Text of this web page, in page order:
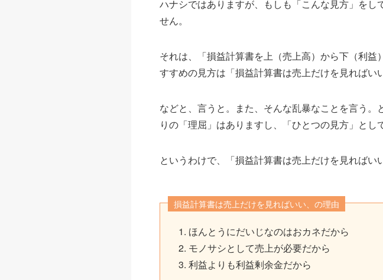
ハナシではありますが、もしも「こんな見方」を
せん。
それは、「損益計算書を上（売上高）から下（利
すすめの見方は「損益計算書は売上だけを見ればい
などと、言うと。また、そんな乱暴なことを言う
りの「理屈」はありますし、「ひとつの見方」とし
というわけで、「損益計算書は売上だけを見れば
損益計算書は売上だけを見ればいい、の理由
ほんとうにだいじなのはおカネだから
モノサシとして売上が必要だから
利益よりも利益剰余金だから